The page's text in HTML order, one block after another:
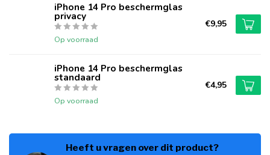
iPhone 14 Pro beschermglas
privacy
Op voorraad
€9,95
iPhone 14 Pro beschermglas
standaard
Op voorraad
€4,95
Heeft u vragen over dit product?